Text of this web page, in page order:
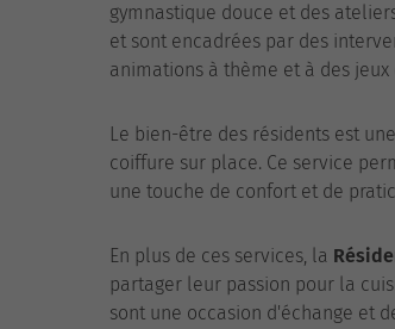
gymnastique douce et des
et sont encadrées par des
animations à thème et à des
Le bien-être des résidents est
coiffure sur place. Ce service
une touche de confort et de
En plus de ces services, la
partager leur passion pour la
sont une occasion d'échange et